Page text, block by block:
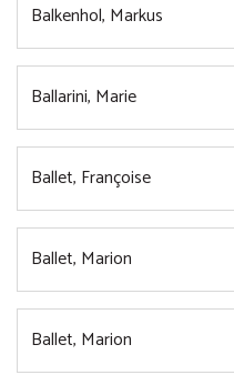
Balkenhol, Markus
Ballarini, Marie
Ballet, Françoise
Ballet, Marion
Ballet, Marion